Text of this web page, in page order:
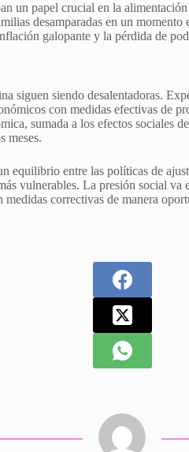
un papel crucial en la
desamparadas en un
galopante y la pérdida de
siguen siendo desalentadoras.
con medidas efectivas de
sumada a los efectos sociales
meses.
equilibrio entre las políticas de
vulnerables. La presión social
correctivas de manera